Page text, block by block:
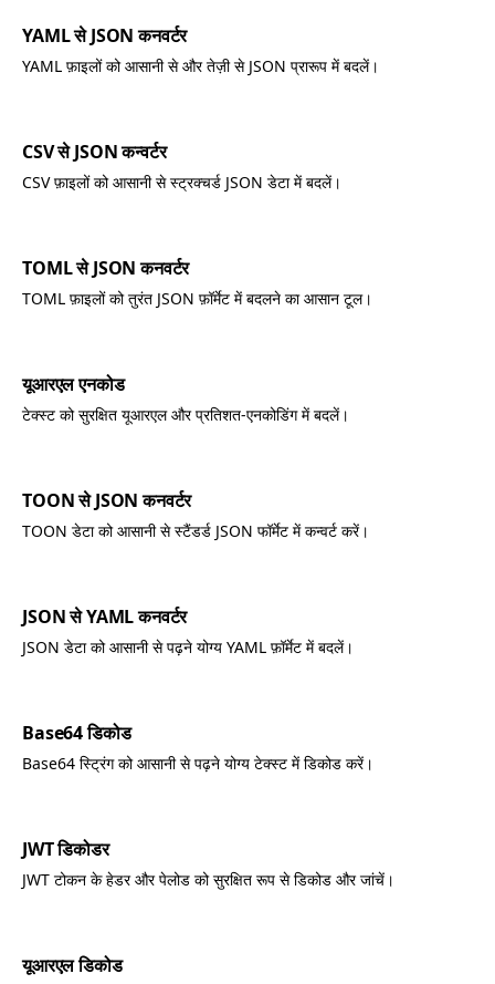
YAML से JSON कनवर्टर
YAML फ़ाइलों को आसानी से और तेज़ी से JSON प्रारूप में बदलें।
CSV से JSON कन्वर्टर
CSV फ़ाइलों को आसानी से स्ट्रक्चर्ड JSON डेटा में बदलें।
TOML से JSON कनवर्टर
TOML फ़ाइलों को तुरंत JSON फ़ॉर्मेट में बदलने का आसान टूल।
यूआरएल एनकोड
टेक्स्ट को सुरक्षित यूआरएल और प्रतिशत-एनकोडिंग में बदलें।
TOON से JSON कनवर्टर
TOON डेटा को आसानी से स्टैंडर्ड JSON फॉर्मेट में कन्वर्ट करें।
JSON से YAML कनवर्टर
JSON डेटा को आसानी से पढ़ने योग्य YAML फ़ॉर्मेट में बदलें।
Base64 डिकोड
Base64 स्ट्रिंग को आसानी से पढ़ने योग्य टेक्स्ट में डिकोड करें।
JWT डिकोडर
JWT टोकन के हेडर और पेलोड को सुरक्षित रूप से डिकोड और जांचें।
यूआरएल डिकोड